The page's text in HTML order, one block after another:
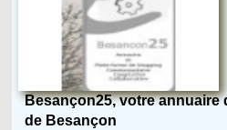
Besançon25, votre annuaire
de Besançon